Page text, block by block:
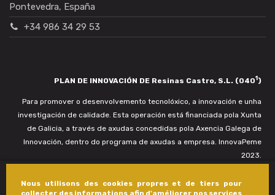
Nous utilisons des cookies propres et de tiers pour
collecter des informations afin d'améliorer nos services
Pontevedra, España
+34 986 34 29 53
PLAN DE INNOVACIÓN DE Resinas Castro, S.L. (0401)
Para promover o desenvolvemento tecnolóxico, a innovación e unha
investigación de calidade. Esta operación está financiada pola Xunta
de Galicia, a través de axudas concedidas pola Axencia Galega de
Innovación, dentro do programa de axudas a empresa. InnovaPeme
2023.